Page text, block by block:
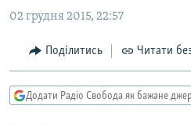
основної
навігації
Перейти
до
пошуку
ЕКОНОМІКА
СУСПІЛЬСТВО
РОСІЙСЬКА «ФІЛЬТРАЦІЯ»
ДОНБАС.РЕАЛІЇ
ТИ ЯК?
02 грудня 2015, 22:57
Поділитись Читати
Додати Радіо Свобода як бажане